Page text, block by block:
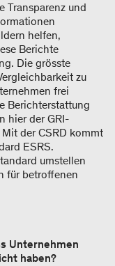
Transparenz und
helfen,
Berichte
Die grösste
zu
frei
Berichterstattung
hier der GRI-
der CSRD kommt
ESRS.
umstellen
für betroffenen
Unternehmen
haben?